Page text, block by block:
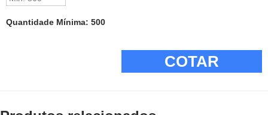
Quantidade Mínima: 500
COTAR